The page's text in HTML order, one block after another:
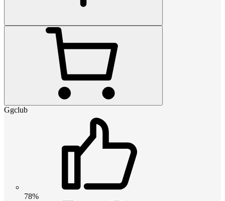
Ggclub
78%